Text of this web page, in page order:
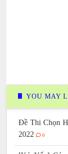
YOU MAY
Đề Thi Chọn
2022
0